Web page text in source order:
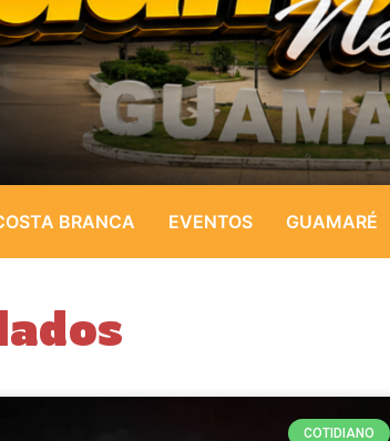
BRANCA EVENTOS GUAMARÉ
COTIDIANO